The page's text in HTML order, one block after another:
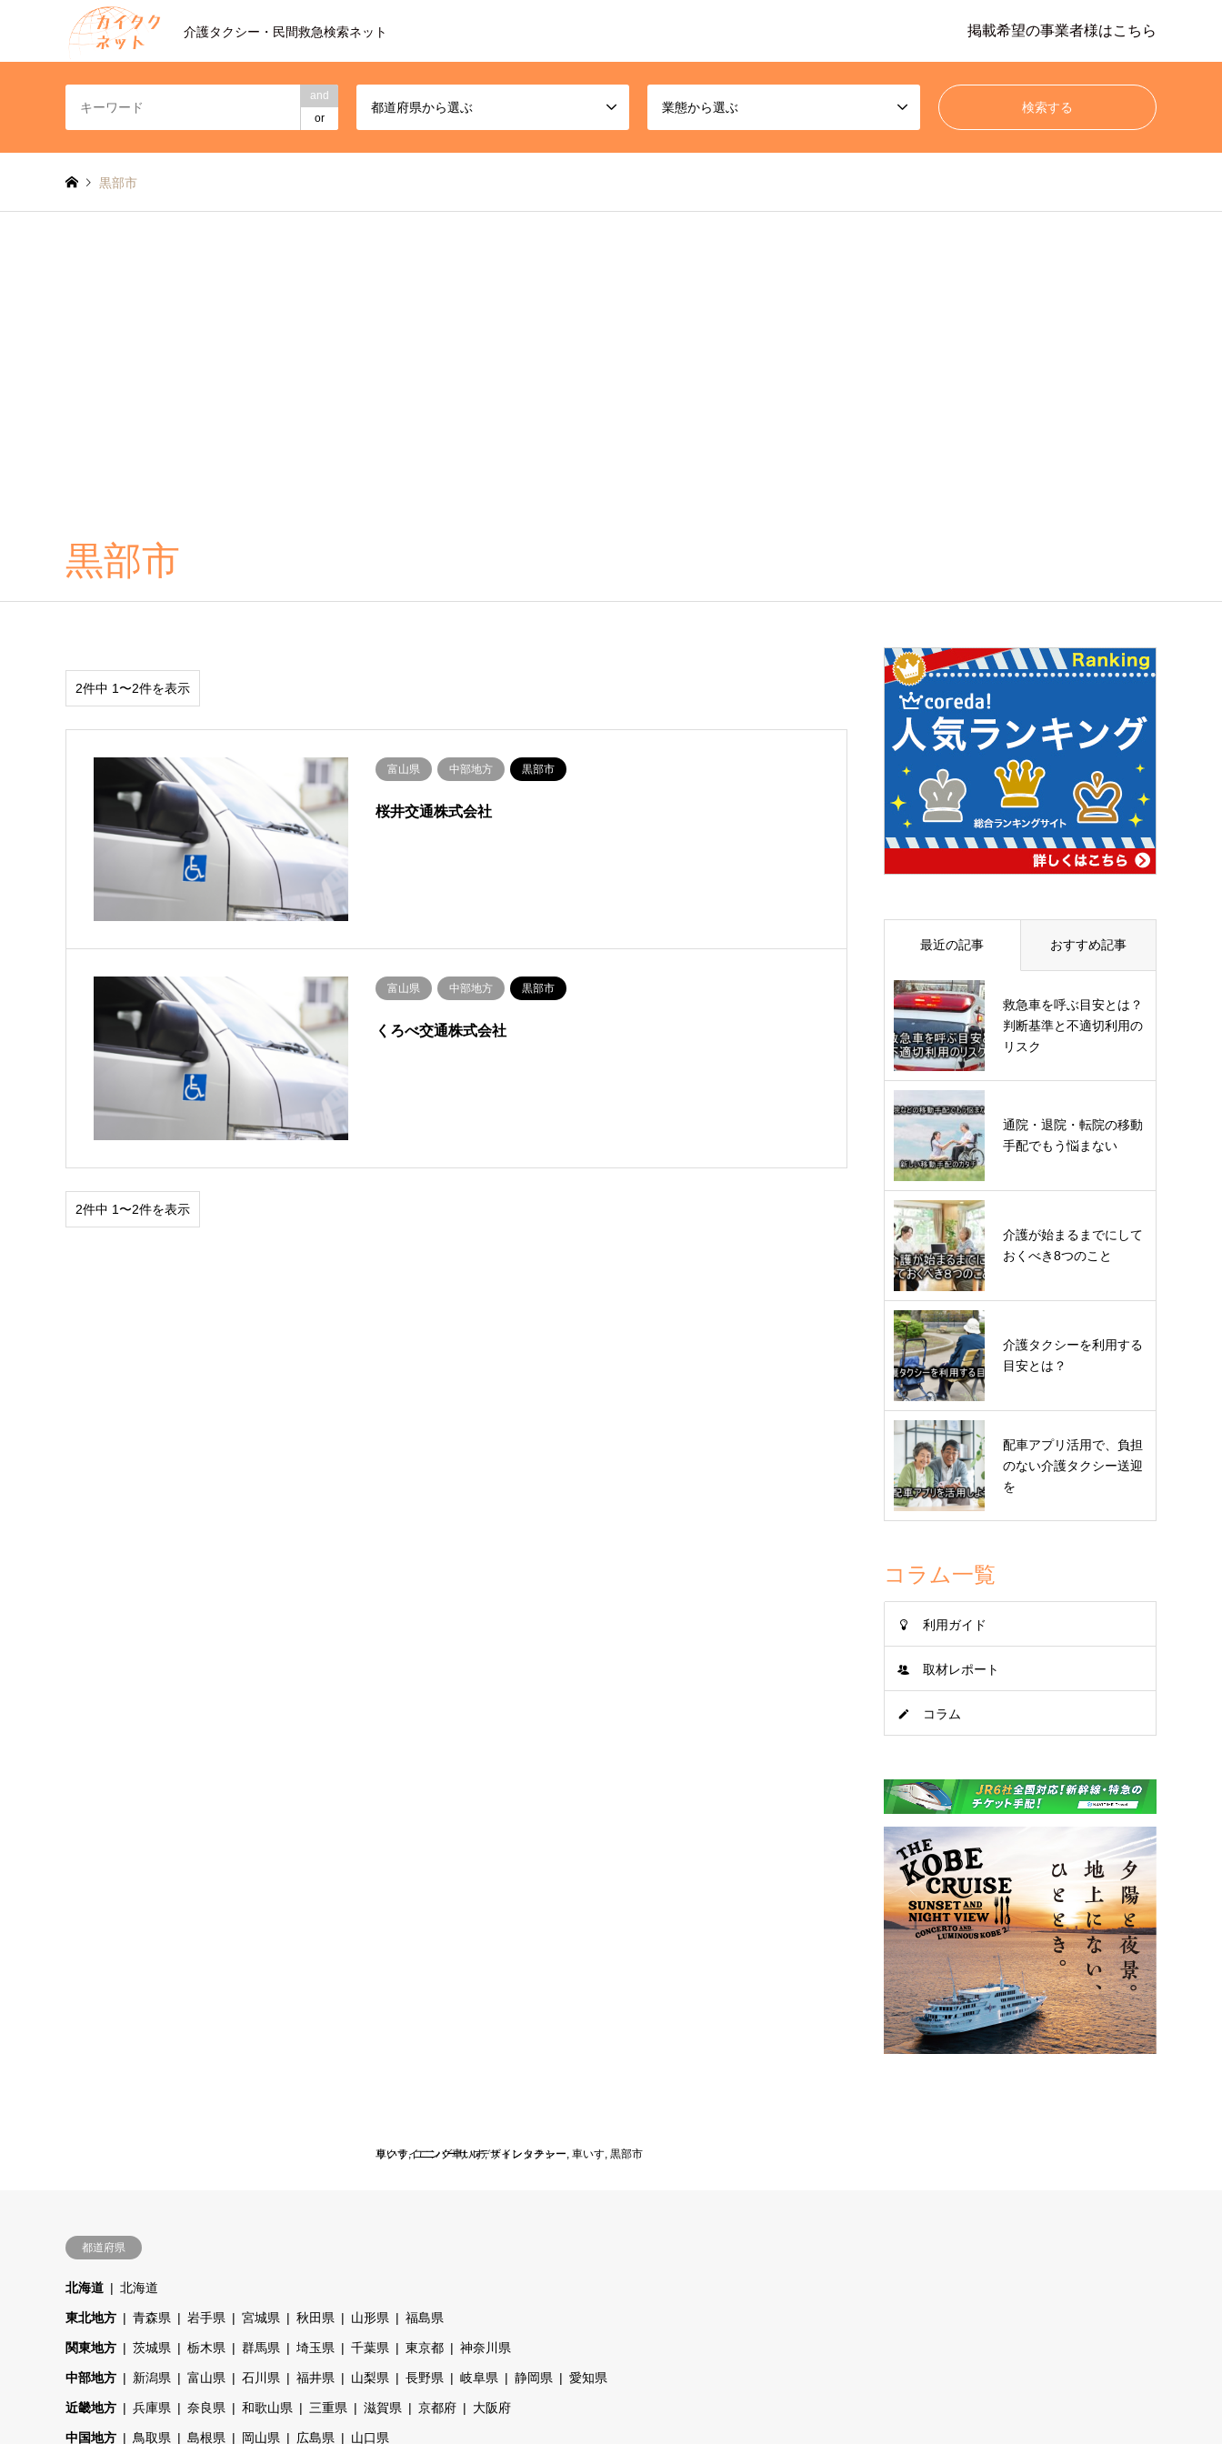
介護タクシー・民間救急検索ネット 掲載希望の事業者様はこちら
and
or
都道府県から選ぶ 業態から選ぶ
黒部市
黒部市
2件中 1〜2件を表示
富山県 中部地方 黒部市
桜井交通株式会社
リクライニング車いす,ストレッチャー,車いす,黒部市
富山県 中部地方 黒部市
くろべ交通株式会社
車いす,ユニバーサルデザインタクシー
2件中 1〜2件を表示
最近の記事 おすすめ記事
救急車を呼ぶ目安とは？
判断基準と不適切利用の
リスク
通院・退院・転院の移動
手配でもう悩まない
介護が始まるまでにして
おくべき8つのこと
介護タクシーを利用する
目安とは？
配車アプリ活用で、負担
のない介護タクシー送迎
を
コラム一覧
利用ガイド
取材レポート
コラム
都道府県
北海道 北海道
東北地方 青森県 岩手県 宮城県 秋田県 山形県 福島県
関東地方 茨城県 栃木県 群馬県 埼玉県 千葉県 東京都 神奈川県
中部地方 新潟県 富山県 石川県 福井県 山梨県 長野県 岐阜県 静岡県 愛知県
近畿地方 兵庫県 奈良県 和歌山県 三重県 滋賀県 京都府 大阪府
中国地方 鳥取県 島根県 岡山県 広島県 山口県